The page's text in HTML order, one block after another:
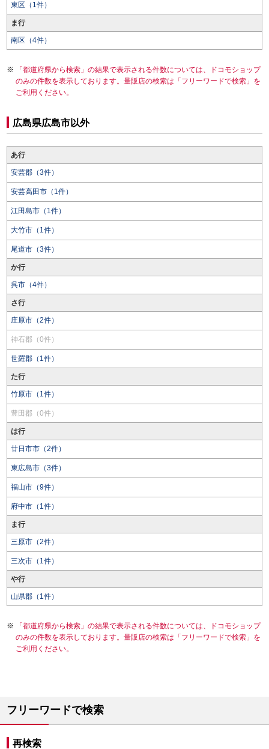
東区（1件）
ま行
南区（4件）
「都道府県から検索」の結果で表示される件数については、ドコモショップ
のみの件数を表示しております。量販店の検索は「フリーワードで検索」を
ご利用ください。
広島県広島市以外
あ行
安芸郡（3件）
安芸高田市（1件）
江田島市（1件）
大竹市（1件）
尾道市（3件）
か行
呉市（4件）
さ行
庄原市（2件）
神石郡（0件）
世羅郡（1件）
た行
竹原市（1件）
豊田郡（0件）
は行
廿日市市（2件）
東広島市（3件）
福山市（9件）
府中市（1件）
ま行
三原市（2件）
三次市（1件）
や行
山県郡（1件）
「都道府県から検索」の結果で表示される件数については、ドコモショップ
のみの件数を表示しております。量販店の検索は「フリーワードで検索」を
ご利用ください。
フリーワードで検索
再検索